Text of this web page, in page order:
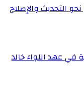
التحديث والإصلاح
في عهد اللواء خالد